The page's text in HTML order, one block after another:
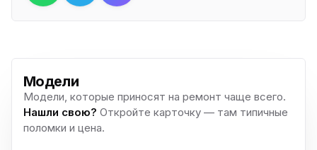
Модели
Модели, которые приносят на ремонт чаще всего.
Нашли свою? Откройте карточку — там типичные
поломки и цена.